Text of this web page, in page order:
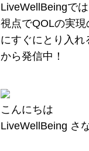
LiveWellBeingで
視点でQOLの実
にすぐにとり入れ
から発信中！
こんにちは
LiveWellBeing さ